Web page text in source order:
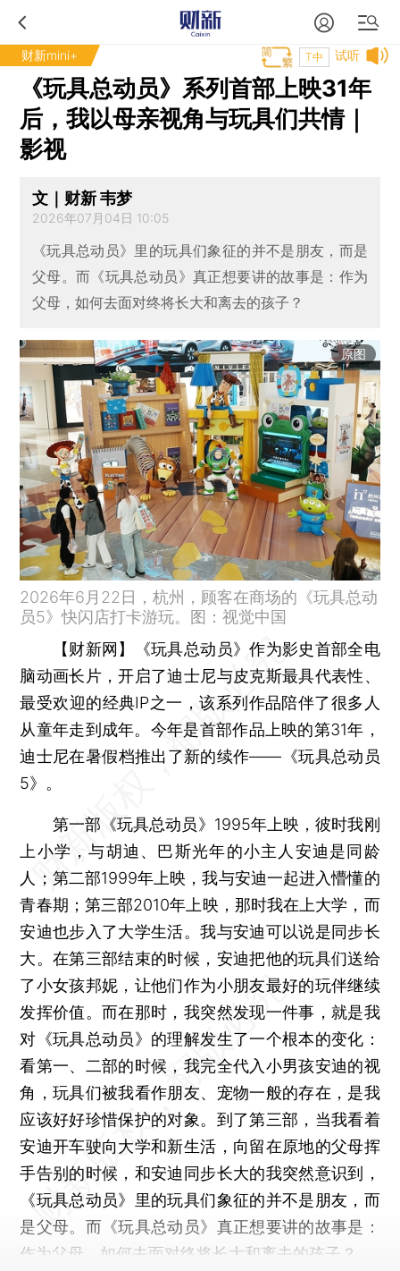
财新mini+ 试听
T中
《玩具总动员》系列首部上映31年
后，我以母亲视角与玩具们共情｜
影视
文｜财新 韦梦
2026年07月04日 10:05
《玩具总动员》里的玩具们象征的并不是朋友，而是
父母。而《玩具总动员》真正想要讲的故事是：作为
父母，如何去面对终将长大和离去的孩子？
原图
2026年6月22日，杭州，顾客在商场的《玩具总动
员5》快闪店打卡游玩。图：视觉中国
【财新网】
《玩具总动员》作为影史首部全电
脑动画长片，开启了迪士尼与皮克斯最具代表性、
最受欢迎的经典IP之一，该系列作品陪伴了很多人
从童年走到成年。今年是首部作品上映的第31年，
迪士尼在暑假档推出了新的续作——《玩具总动员
5》。
第一部《玩具总动员》1995年上映，彼时我刚
上小学，与胡迪、巴斯光年的小主人安迪是同龄
人；第二部1999年上映，我与安迪一起进入懵懂的
青春期；第三部2010年上映，那时我在上大学，而
安迪也步入了大学生活。我与安迪可以说是同步长
大。在第三部结束的时候，安迪把他的玩具们送给
了小女孩邦妮，让他们作为小朋友最好的玩伴继续
发挥价值。而在那时，我突然发现一件事，就是我
对《玩具总动员》的理解发生了一个根本的变化：
看第一、二部的时候，我完全代入小男孩安迪的视
角，玩具们被我看作朋友、宠物一般的存在，是我
应该好好珍惜保护的对象。到了第三部，当我看着
安迪开车驶向大学和新生活，向留在原地的父母挥
手告别的时候，和安迪同步长大的我突然意识到，
《玩具总动员》里的玩具们象征的并不是朋友，而
是父母。而《玩具总动员》真正想要讲的故事是：
作为父母，如何去面对终将长大和离去的孩子？